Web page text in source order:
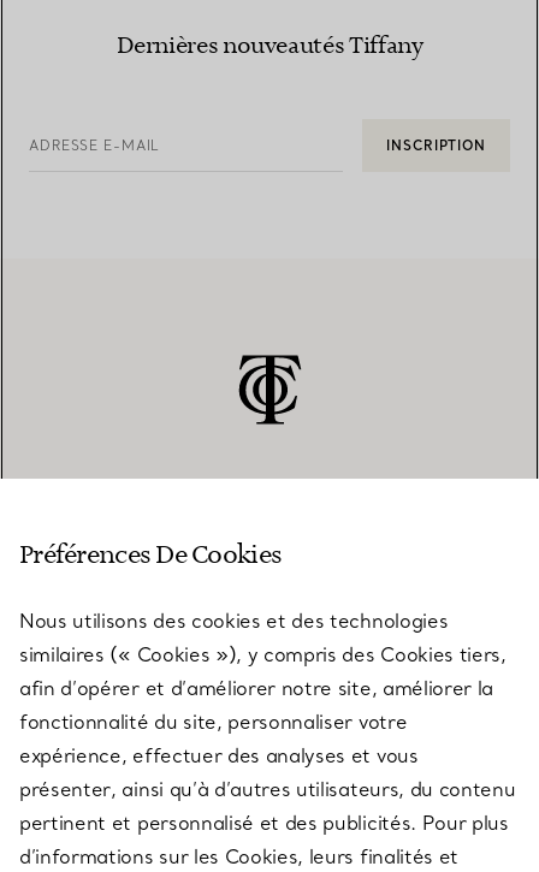
Dernières nouveautés Tiffany
ADRESSE E-MAIL INSCRIPTION
SERVICES
À PROPOS
QUESTIONS LÉGALES
Préférences De Cookies
Nous utilisons des cookies et des technologies
similaires (« Cookies »), y compris des Cookies tiers,
afin d’opérer et d’améliorer notre site, améliorer la
fonctionnalité du site, personnaliser votre
expérience, effectuer des analyses et vous
présenter, ainsi qu’à d’autres utilisateurs, du contenu
pertinent et personnalisé et des publicités. Pour plus
d’informations sur les Cookies, leurs finalités et